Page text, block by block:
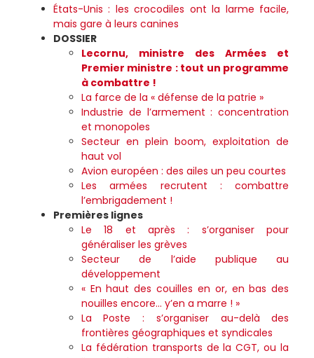
États-Unis : les crocodiles ont la larme facile,
mais gare à leurs canines
DOSSIER
Lecornu, ministre des Armées et
Premier ministre : tout un programme
à combattre !
La farce de la « défense de la patrie »
Industrie de l’armement : concentration
et monopoles
Secteur en plein boom, exploitation de
haut vol
Avion européen : des ailes un peu courtes
Les armées recrutent : combattre
l’embrigadement !
Premières lignes
Le 18 et après : s’organiser pour
généraliser les grèves
Secteur de l’aide publique au
développement
« En haut des couilles en or, en bas des
nouilles encore… y’en a marre ! »
La Poste : s’organiser au-delà des
frontières géographiques et syndicales
La fédération transports de la CGT, ou la